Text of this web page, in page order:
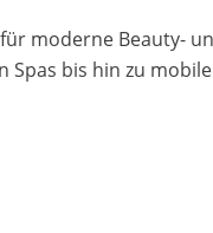
moderne Beauty-
Spas bis hin zu